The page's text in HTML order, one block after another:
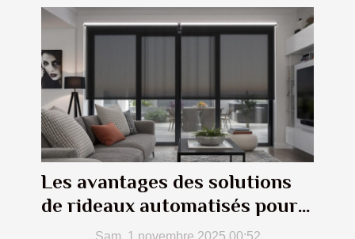
Les avantages des solutions
de rideaux automatisés pour
votre confort
Sam. 1 novembre 2025 00:52